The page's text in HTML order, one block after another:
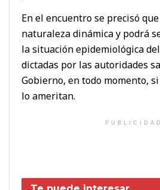
En el encuentro se precisó
naturaleza dinámica y podrá
la situación epidemiológica
dictadas por las autoridades
Gobierno, en todo momento,
lo ameritan.
PUBLICIDAD